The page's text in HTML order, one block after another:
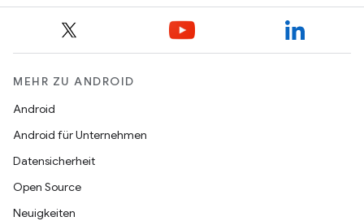
MEHR ZU ANDROID
Android
Android für Unternehmen
Datensicherheit
Open Source
Neuigkeiten